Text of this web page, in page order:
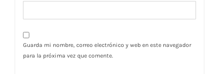
Guarda mi nombre, correo electrónico y web en este navegador
para la próxima vez que comente.